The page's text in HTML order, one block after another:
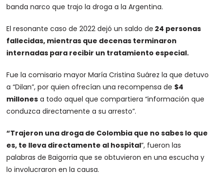
banda narco que trajo la droga a la Argentina.
El resonante caso de 2022 dejó un saldo de 24 personas
fallecidas, mientras que decenas terminaron
internadas para recibir un tratamiento especial.
Fue la comisario mayor María Cristina Suárez la que detuvo
a “Dilan”, por quien ofrecían una recompensa de $4
millones a todo aquel que compartiera “información que
conduzca directamente a su arresto”.
“Trajeron una droga de Colombia que no sabes lo que
es, te lleva directamente al hospital”, fueron las
palabras de Baigorria que se obtuvieron en una escucha y
lo involucraron en la causa.